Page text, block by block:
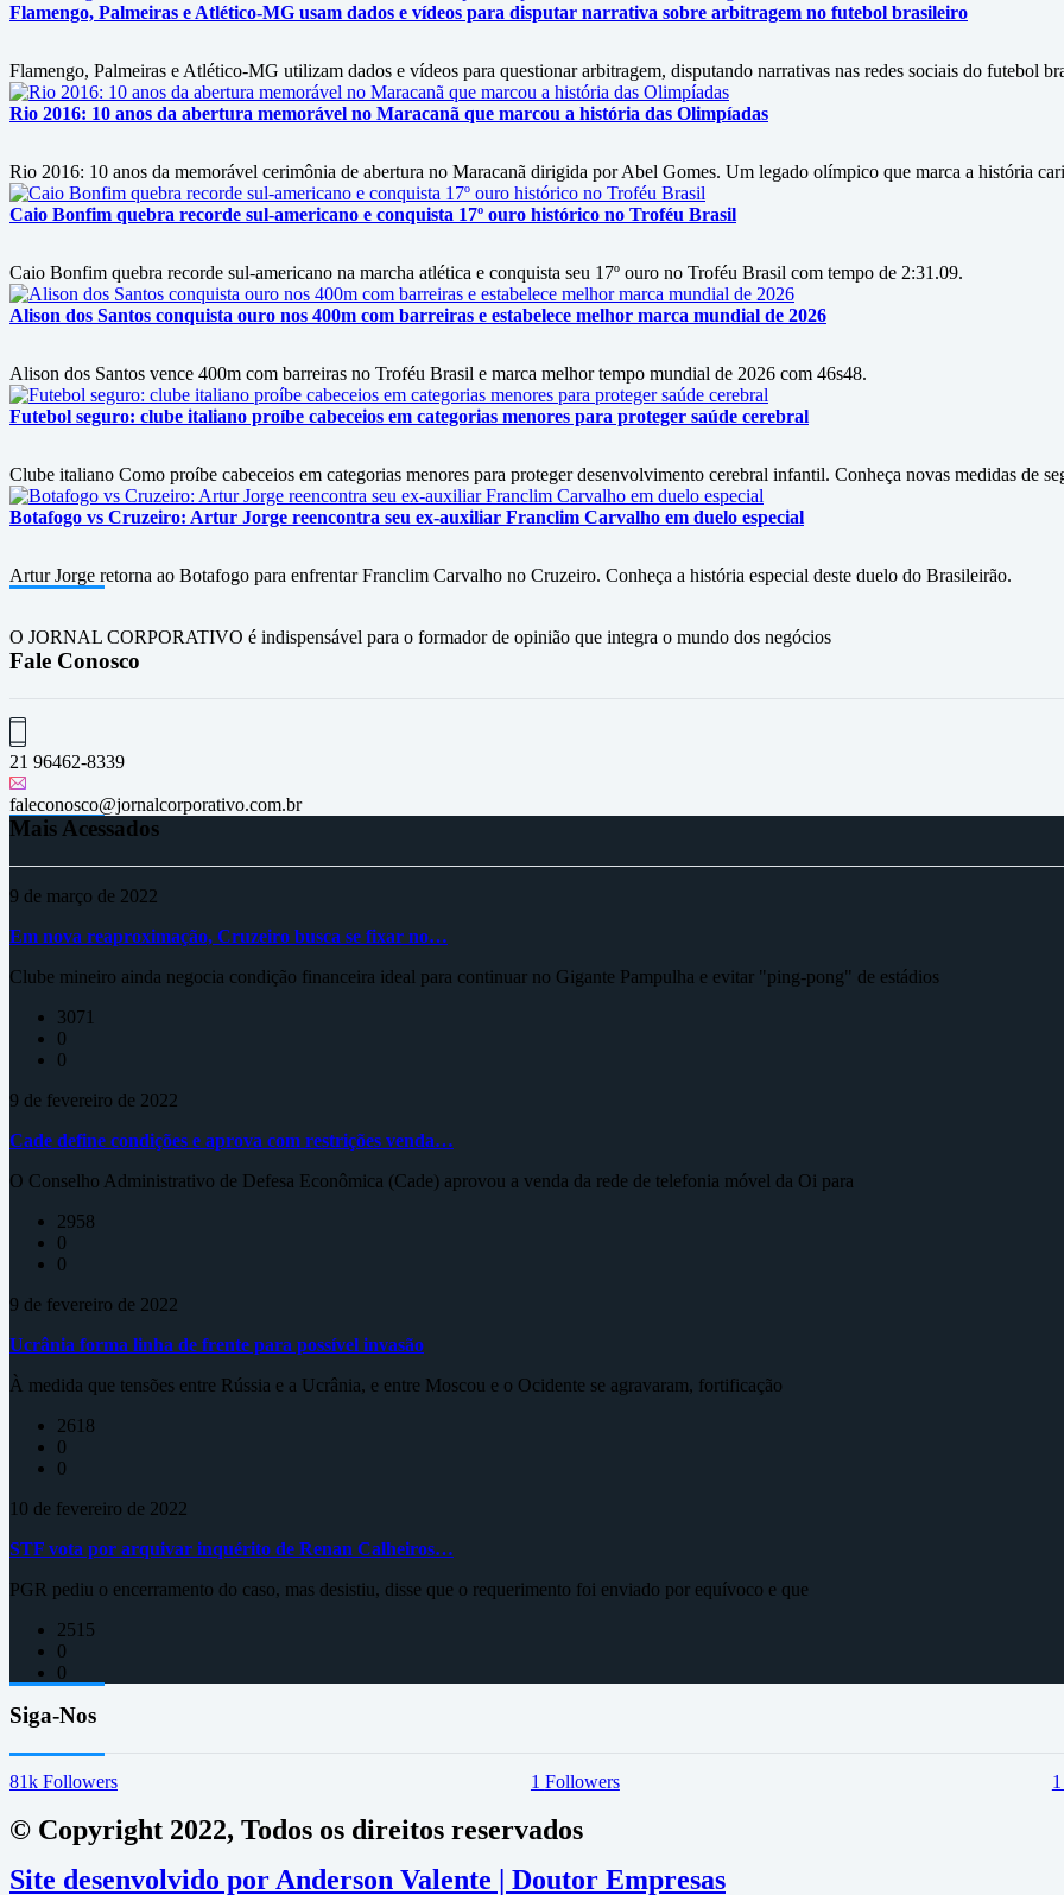
Flamengo, Palmeiras e Atlético-MG usam dados e vídeos para disputar narrativa sobre arbitragem no futebol brasileiro
Flamengo, Palmeiras e Atlético-MG utilizam dados e vídeos para questionar arbitragem, disputando narrativas nas redes sociais do futebol
Rio 2016: 10 anos da abertura memorável no Maracanã que marcou a história das Olimpíadas
Rio 2016: 10 anos da memorável cerimônia de abertura no Maracanã dirigida por Abel Gomes. Um legado olímpico que marca a história
Caio Bonfim quebra recorde sul-americano e conquista 17º ouro histórico no Troféu Brasil
Caio Bonfim quebra recorde sul-americano na marcha atlética e conquista seu 17º ouro no Troféu Brasil com tempo de 2:31.09.
Alison dos Santos conquista ouro nos 400m com barreiras e estabelece melhor marca mundial de 2026
Alison dos Santos vence 400m com barreiras no Troféu Brasil e marca melhor tempo mundial de 2026 com 46s48.
Futebol seguro: clube italiano proíbe cabeceios em categorias menores para proteger saúde cerebral
Clube italiano Como proíbe cabeceios em categorias menores para proteger desenvolvimento cerebral infantil. Conheça novas medidas de
Botafogo vs Cruzeiro: Artur Jorge reencontra seu ex-auxiliar Franclim Carvalho em duelo especial
Artur Jorge retorna ao Botafogo para enfrentar Franclim Carvalho no Cruzeiro. Conheça a história especial deste duelo do Brasileirão.
O JORNAL CORPORATIVO é indispensável para o formador de opinião que integra o mundo dos negócios
Fale Conosco
21 96462-8339
faleconosco@jornalcorporativo.com.br
Mais Acessados
9 de março de 2022
Em nova reaproximação, Cruzeiro busca se fixar no…
Clube mineiro ainda negocia condição financeira ideal para continuar no Gigante Pampulha e evitar "ping-pong" de estádios
3071
0
0
9 de fevereiro de 2022
Cade define condições e aprova com restrições venda…
O Conselho Administrativo de Defesa Econômica (Cade) aprovou a venda da rede de telefonia móvel da Oi para
2958
0
0
9 de fevereiro de 2022
Ucrânia forma linha de frente para possível invasão
À medida que tensões entre Rússia e a Ucrânia, e entre Moscou e o Ocidente se agravaram, fortificação
2618
0
0
10 de fevereiro de 2022
STF vota por arquivar inquérito de Renan Calheiros…
PGR pediu o encerramento do caso, mas desistiu, disse que o requerimento foi enviado por equívoco e que
2515
0
0
Siga-Nos
81k Followers 1 Followers 1
© Copyright 2022, Todos os direitos reservados
Site desenvolvido por Anderson Valente | Doutor Empresas